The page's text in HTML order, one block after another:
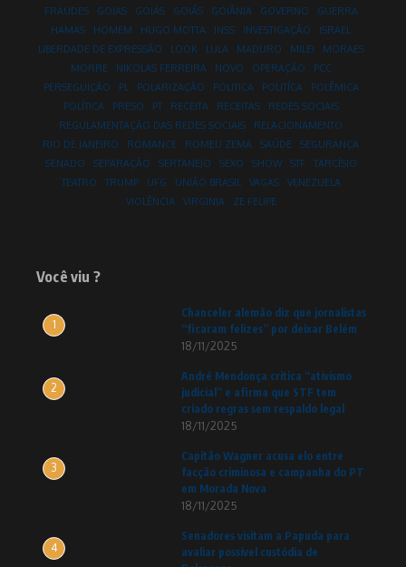
FRAUDES
GOIAS GOIÁS GOIÁS GOIÂNIA GOVERNO
GUERRA
HAMAS
HOMEM HUGO MOTTA INSS INVESTIGAÇÃO
ISRAEL
LIBERDADE DE EXPRESSÃO
LOOK LULA MADURO MILEI
MORAES
MORRE
NIKOLAS FERREIRA NOVO OPERAÇÃO
PCC
PERSEGUIÇÃO
PL POLARIZAÇÃO POLITICA POLITÍCA
POLÊMICA
POLÍTICA
PRESO PT RECEITA RECEITAS
REDES SOCIAIS
REGULAMENTAÇÃO DAS REDES SOCIAIS
RELACIONAMENTO
RIO DE JANEIRO
ROMANCE ROMEU ZEMA SAÚDE
SEGURANÇA
SENADO
SEPARAÇÃO SERTANEJO SEXO SHOW STF
TARCÍSIO
TEATRO
TRUMP UFG UNIÃO BRASIL VAGAS
VENEZUELA
VIOLÊNCIA
VIRGINIA ZE FELIPE
Você viu ?
1
Chanceler alemão diz que jornalistas
“ficaram felizes” por deixar Belém
18/11/2025
2
André Mendonça critica “ativismo
judicial” e afirma que STF tem
criado regras sem respaldo legal
18/11/2025
3
Capitão Wagner acusa elo entre
facção criminosa e campanha do PT
em Morada Nova
18/11/2025
4
Senadores visitam a Papuda para
avaliar possível custódia de